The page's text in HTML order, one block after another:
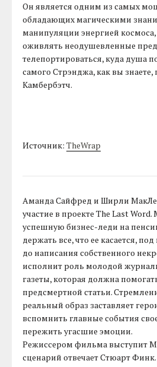
Он является одним из самых
обладающих магическими
манипуляции энергией
оживлять неодушевленные
телепортироваться, куда душа
самого Стрэнджа, как вы
Камбербэтч.
Источник:TheWrap
Аманда Сайфред и Ширли
участие в проекте The Last
успешную бизнес-леди на
держать все, что ее касается,
до написания собственного
исполнит роль молодой
газеты, которая должна
предсмертной статьи.
реальный образ заставляет
вспомнить главные события
пережить угасшие эмоции.
Режиссером фильма выступит
сценарий отвечает Стюарт Финк.